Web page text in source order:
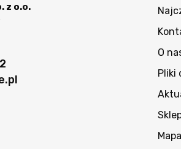
z o.o.
O
Pliki